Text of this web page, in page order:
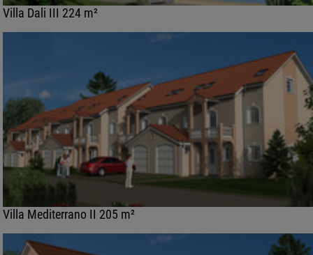
Villa Dali III 224 m²
Villa Mediterrano II 205 m²